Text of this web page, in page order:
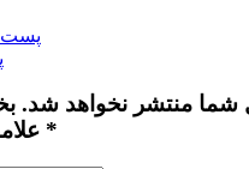
پست
شما منتشر نخواهد شد.
علامت‌گذاری شده‌اند *